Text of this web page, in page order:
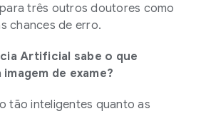
três outros doutores como
chances de erro.
Artificial sabe o que
de exame?
tão inteligentes quanto as